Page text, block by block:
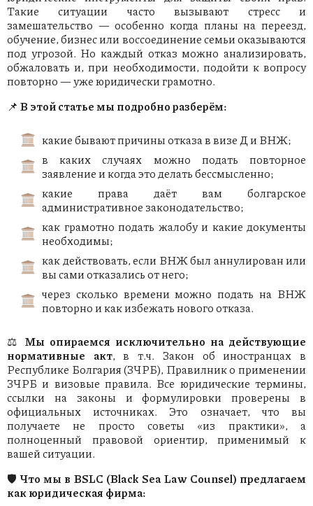
Такие ситуации часто вызывают стресс и
замешательство — особенно когда планы на переезд,
обучение, бизнес или воссоединение семьи оказываются
под угрозой. Но каждый отказ можно анализировать,
обжаловать и, при необходимости, подойти к вопросу
повторно — уже юридически грамотно.
📌 В этой статье мы подробно разберём:
какие бывают причины отказа в визе Д и ВНЖ;
в каких случаях можно подать повторное
заявление и когда это делать бессмысленно;
какие права даёт вам болгарское
административное законодательство;
как грамотно подать жалобу и какие документы
необходимы;
как действовать, если ВНЖ был аннулирован или
вы сами отказались от него;
через сколько времени можно подать на ВНЖ
повторно и как избежать нового отказа.
⚖️ Мы опираемся исключительно на действующие
нормативные акт, в т.ч. Закон об иностранцах в
Республике Болгария (ЗЧРБ), Правилник о применении
ЗЧРБ и визовые правила. Все юридические термины,
ссылки на законы и формулировки проверены в
официальных источниках. Это означает, что вы
получаете не просто советы «из практики», а
полноценный правовой ориентир, применимый к
вашей ситуации.
🛡️Что мы в BSLC (Black Sea Law Counsel) предлагаем
как юридическая фирма: